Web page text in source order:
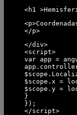
<h1
</p>
</div>
<script>
var app =
$scope.x =
$scope.y =
}
});
</script>